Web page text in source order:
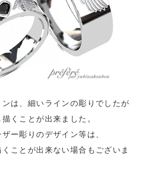
は、細いラインの彫りでしたが
くことが出来ました。
ー彫りのデザイン等は、
ことが出来ない場合もございま